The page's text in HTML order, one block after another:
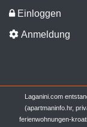
Einloggen
Anmeldung
Laganini.com
(apartmaninfo.hr,
ferienwohnungen-